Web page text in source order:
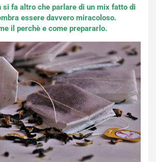
si fa altro che parlare di un mix fatto di
essere davvero miracoloso.
il perchè e come prepararlo.